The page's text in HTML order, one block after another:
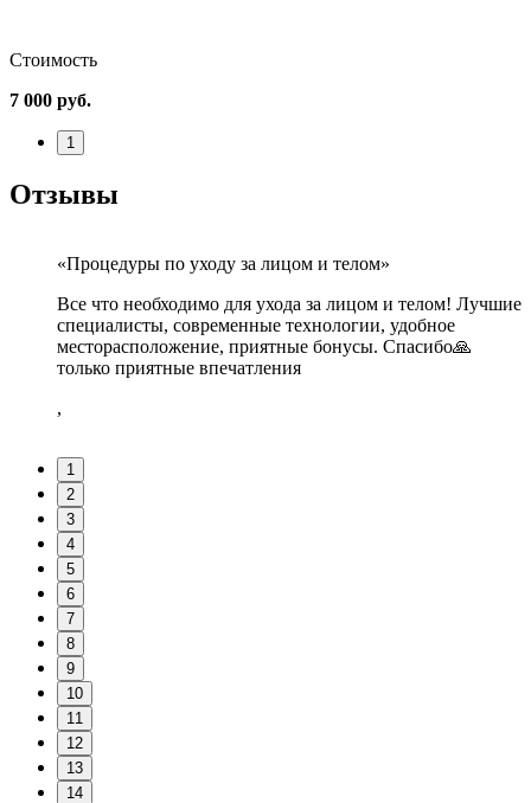
Стоимость
7 000 руб.
1
Отзывы
«Процедуры по уходу за лицом и телом»
Все что необходимо для ухода за лицом и телом! Лучшие
специалисты, современные технологии, удобное
месторасположение, приятные бонусы. Спасибо🙏
только приятные впечатления
,
1
2
3
4
5
6
7
8
9
10
11
12
13
14